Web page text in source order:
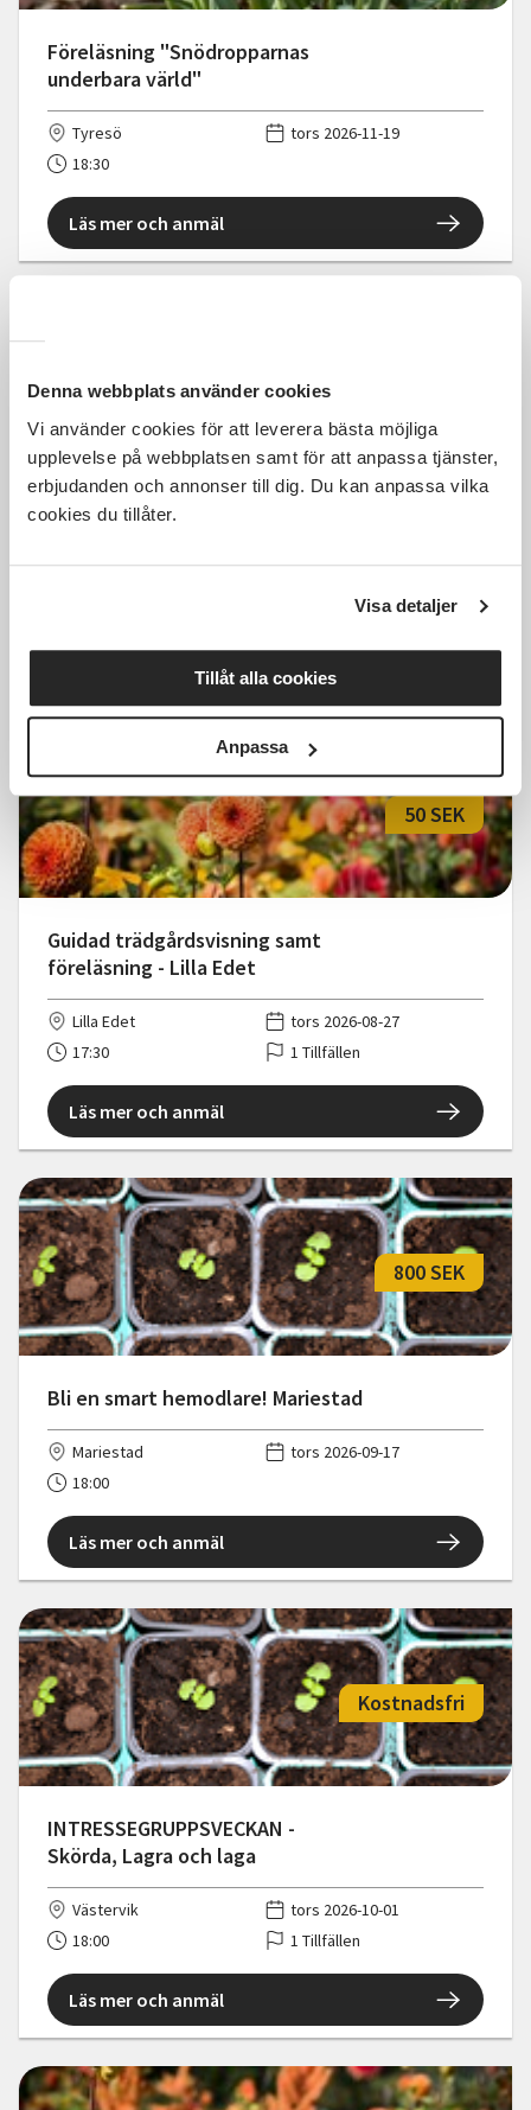
Denna webbplats använder cookies
Vi använder cookies för att leverera bästa möjliga
upplevelse på webbplatsen samt för att anpassa tjänster,
erbjudanden och annonser till dig. Du kan anpassa vilka
cookies du tillåter.
Visa detaljer
Tillåt alla cookies
Anpassa
Föreläsning "Snödropparnas
underbara värld"
Tyresö
tors 2026-11-19
18:30
Läs mer och anmäl
Konservering av bär och grönsaker
Nyköping
tors 2026-08-27
1 Tillfällen
Läs mer och anmäl
Guidad trädgårdsvisning samt
föreläsning - Lilla Edet
50 SEK
Lilla Edet
tors 2026-08-27
17:30
1 Tillfällen
Läs mer och anmäl
Bli en smart hemodlare! Mariestad
800 SEK
Mariestad
tors 2026-09-17
18:00
Läs mer och anmäl
INTRESSEGRUPPSVECKAN -
Skörda, Lagra och laga
Kostnadsfri
Västervik
tors 2026-10-01
18:00
1 Tillfällen
Läs mer och anmäl